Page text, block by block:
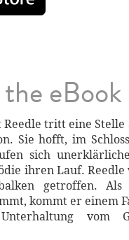
eBook
tritt eine
Sie hofft, im
sich
ihren Lauf.
getroffen.
kommt er einem
vom